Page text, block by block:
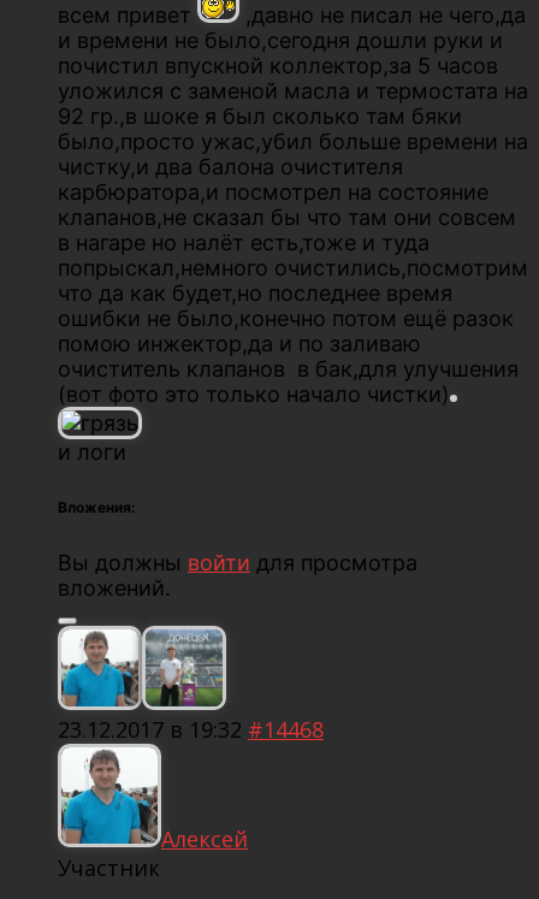
всем привет
,давно не писал не чего,да
и времени не было,сегодня дошли руки и
почистил впускной коллектор,за 5 часов
уложился с заменой масла и термостата на
92 гр.,в шоке я был сколько там бяки
было,просто ужас,убил больше времени на
чистку,и два балона очистителя
карбюратора,и посмотрел на состояние
клапанов,не сказал бы что там они совсем
в нагаре но налёт есть,тоже и туда
попрыскал,немного очистились,посмотрим
что да как будет,но последнее время
ошибки не было,конечно потом ещё разок
помою инжектор,да и по заливаю
очиститель клапанов в бак,для улучшения
(вот фото это только начало чистки)
и логи
Вложения:
Вы должны войти для просмотра
вложений.
23.12.2017 в 19:32 #14468
Алексей
Участник